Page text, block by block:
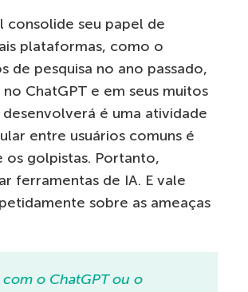
consolide seu papel de
plataformas, como o
de pesquisa no ano passado,
ChatGPT e em seus muitos
é uma atividade
entre usuários comuns é
os golpistas. Portanto,
ferramentas de IA. E vale
sobre as ameaças
o ChatGPT ou o